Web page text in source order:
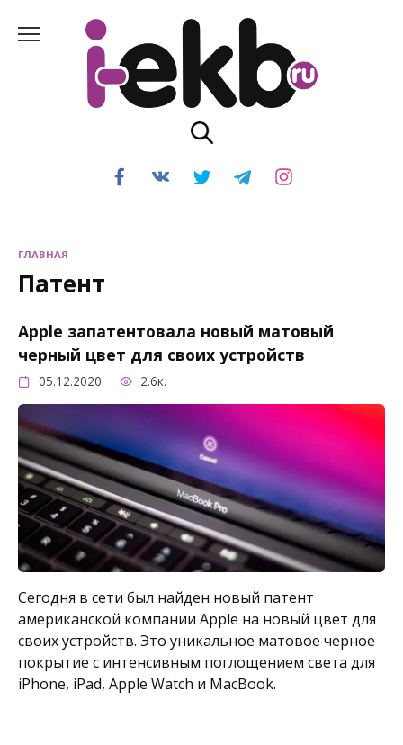
содержанию
ГЛАВНАЯ
Патент
Apple запатентовала новый матовый
черный цвет для своих устройств
05.12.2020 2.6к.
Сегодня в сети был найден новый патент
американской компании Apple на новый цвет для
своих устройств. Это уникальное матовое черное
покрытие с интенсивным поглощением света для
iPhone, iPad, Apple Watch и MacBook.